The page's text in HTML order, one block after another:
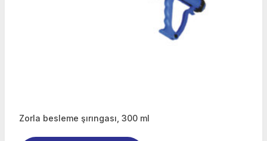
Zorla besleme şırıngası, 300 ml